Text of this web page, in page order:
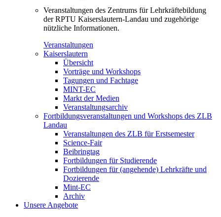
Veranstaltungen des Zentrums für Lehrkräftebildung
der RPTU Kaiserslautern-Landau und zugehörige
nützliche Informationen.
Veranstaltungen
Kaiserslautern
Übersicht
Vorträge und Workshops
Tagungen und Fachtage
MINT-EC
Markt der Medien
Veranstaltungsarchiv
Fortbildungsveranstaltungen und Workshops des ZLB
Landau
Veranstaltungen des ZLB für Erstsemester
Science-Fair
Beibringtag
Fortbildungen für Studierende
Fortbildungen für (angehende) Lehrkräfte und
Dozierende
Mint-EC
Archiv
Unsere Angebote